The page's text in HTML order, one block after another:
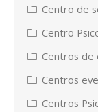
Centro de
Centro
Centros de
Centros
Centros